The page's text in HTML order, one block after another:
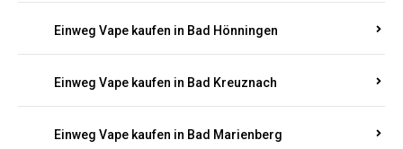
Einweg Vape kaufen in Bad Hönningen
Einweg Vape kaufen in Bad Kreuznach
Einweg Vape kaufen in Bad Marienberg